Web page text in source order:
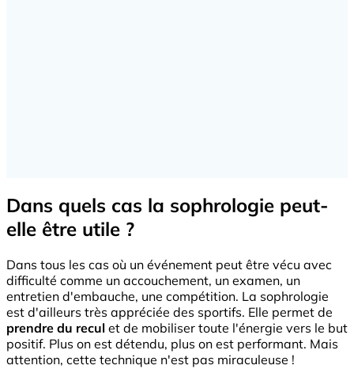
Dans quels cas la sophrologie peut-
elle être utile ?
Dans tous les cas où un événement peut être vécu avec
difficulté comme un accouchement, un examen, un
entretien d'embauche, une compétition. La sophrologie
est d'ailleurs très appréciée des sportifs. Elle permet de
prendre du recul et de mobiliser toute l'énergie vers le but
positif. Plus on est détendu, plus on est performant. Mais
attention, cette technique n'est pas miraculeuse !